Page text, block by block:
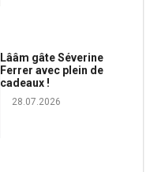
Lââm gâte Séverine
Ferrer avec plein de
cadeaux !
28.07.2026